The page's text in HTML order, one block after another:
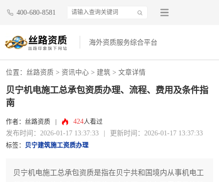
400-680-8581
海外资质服务综合平台
位置： 丝路资质 > 资讯中心 > 建筑 > 文章详情
贝宁机电施工总承包资质办理、流程、费用及条件指
南
作者：丝路资质 424人看过
发布时间：2026-01-17 13:37:33 更新时间：2026-01-17 13:37:33
标签： 贝宁建筑施工资质办理
贝宁机电施工总承包资质是指在贝宁共和国境内从事机电工